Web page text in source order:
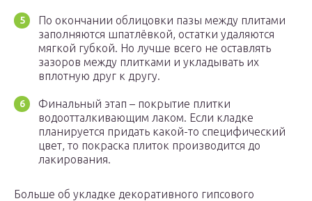
По окончании облицовки пазы между плитами
заполняются шпатлёвкой, остатки удаляются
мягкой губкой. Но лучше всего не оставлять
зазоров между плитками и укладывать их
вплотную друг к другу.
Финальный этап – покрытие плитки
водоотталкивающим лаком. Если кладке
планируется придать какой-то специфический
цвет, то покраска плиток производится до
лакирования.
Больше об укладке декоративного гипсового